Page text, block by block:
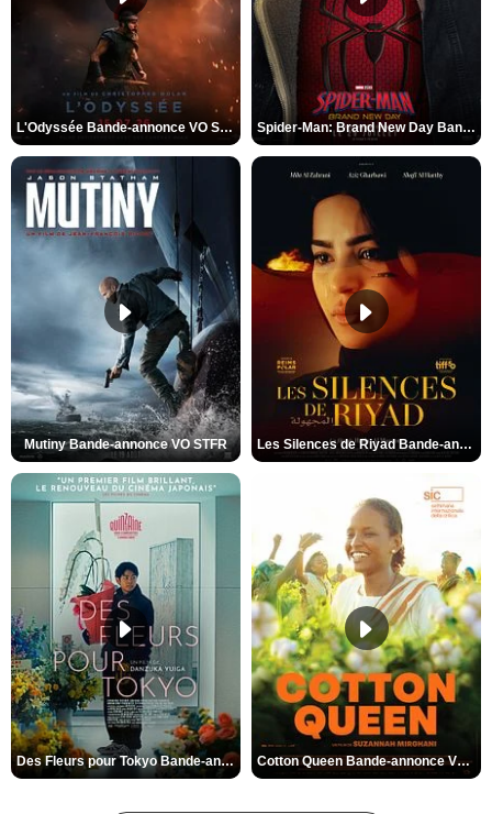
L'Odyssée Bande-annonce VO STFR Spider-Man: Brand New Day Bande-annonce VO STFR
Mutiny Bande-annonce VO STFR Les Silences de Riyad Bande-annonce VO STFR
Des Fleurs pour Tokyo Bande-annonce VO STFR Cotton Queen Bande-annonce VO STFR